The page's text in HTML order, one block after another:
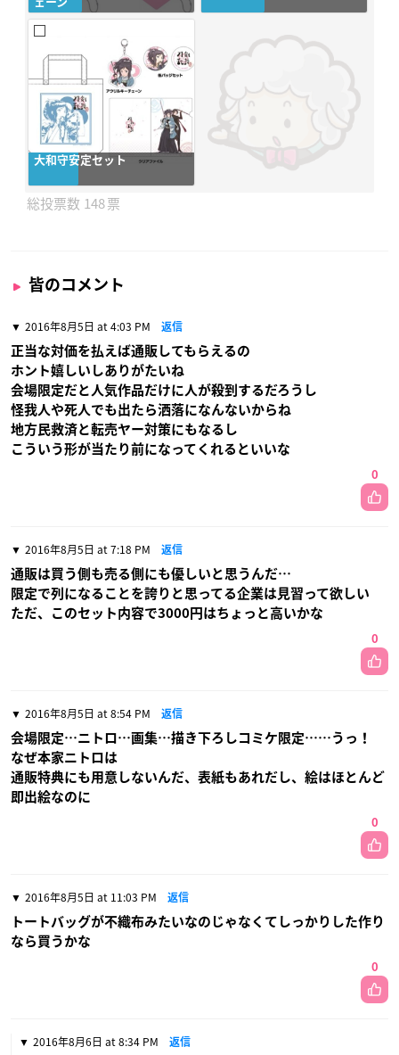
ェーン
大和守安定セット
148
皆のコメント
2016年8月5日 at 4:03 PM 返信
正当な対価を払えば通販してもらえるの
ホント嬉しいしありがたいね
会場限定だと人気作品だけに人が殺到するだろうし
怪我人や死人でも出たら洒落になんないからね
地方民救済と転売ヤー対策にもなるし
こういう形が当たり前になってくれるといいな
0
2016年8月5日 at 7:18 PM 返信
通販は買う側も売る側にも優しいと思うんだ…
限定で列になることを誇りと思ってる企業は見習って欲しい
ただ、このセット内容で3000円はちょっと高いかな
0
2016年8月5日 at 8:54 PM 返信
会場限定…ニトロ…画集…描き下ろしコミケ限定……うっ！
なぜ本家ニトロは
通販特典にも用意しないんだ、表紙もあれだし、絵はほとんど
即出絵なのに
0
2016年8月5日 at 11:03 PM 返信
トートバッグが不織布みたいなのじゃなくてしっかりした作り
なら買うかな
0
2016年8月6日 at 8:34 PM 返信